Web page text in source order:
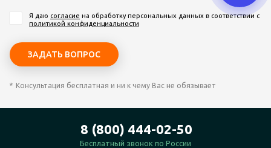
Я даю согласие на обработку персональных данных в соответствии с
политикой конфиденциальности
Консультация бесплатная и ни к чему Вас не обязывает
8 (800) 444-02-50
Бесплатный звонок по России